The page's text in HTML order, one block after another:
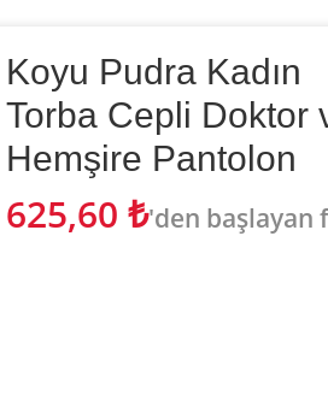
Koyu Pudra Kadın
Torba Cepli Doktor
Hemşire Pantolon
625,60 ₺'den başlayan